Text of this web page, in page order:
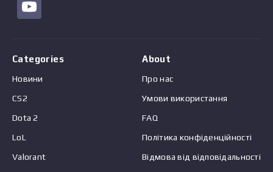
Categories
Новини
CS2
Dota 2
LoL
Valorant
About
Про нас
Умови використання
FAQ
Політика конфіденційності
Відмова від відповідальності